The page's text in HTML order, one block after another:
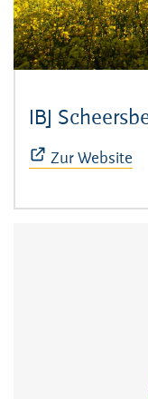
IBJ
Zur Website